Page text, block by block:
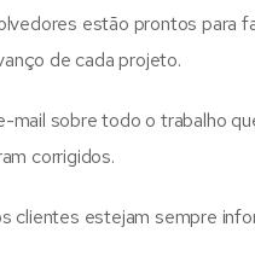
estão prontos para
de cada projeto.
mail sobre todo o trabalho
corrigidos.
clientes estejam sempre